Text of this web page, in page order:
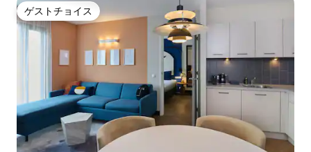
ゲストチョイス
ゲストチョイス